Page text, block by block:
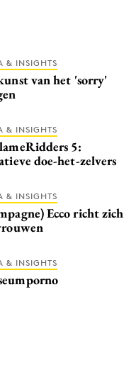
& INSIGHTS
van het 'sorry'
& INSIGHTS
5:
doe-het-zelvers
& INSIGHTS
Ecco richt zich
& INSIGHTS